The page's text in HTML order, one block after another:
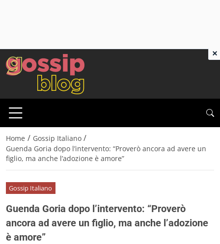
Home / Gossip Italiano /
Guenda Goria dopo l’intervento: “Proverò ancora ad avere un
figlio, ma anche l’adozione è amore”
Gossip Italiano
Guenda Goria dopo l’intervento: “Proverò
ancora ad avere un figlio, ma anche l’adozione
è amore”
×